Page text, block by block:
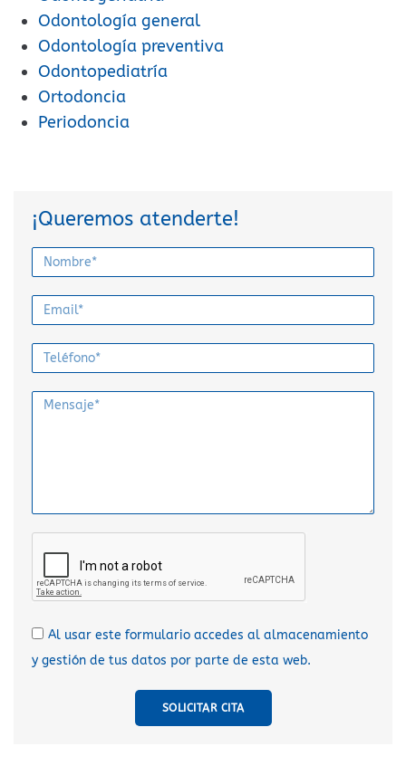
Odontología general
Odontología preventiva
Odontopediatría
Ortodoncia
Periodoncia
¡Queremos atenderte!
Al usar este formulario accedes al almacenamiento
y gestión de tus datos por parte de esta web.
SOLICITAR CITA